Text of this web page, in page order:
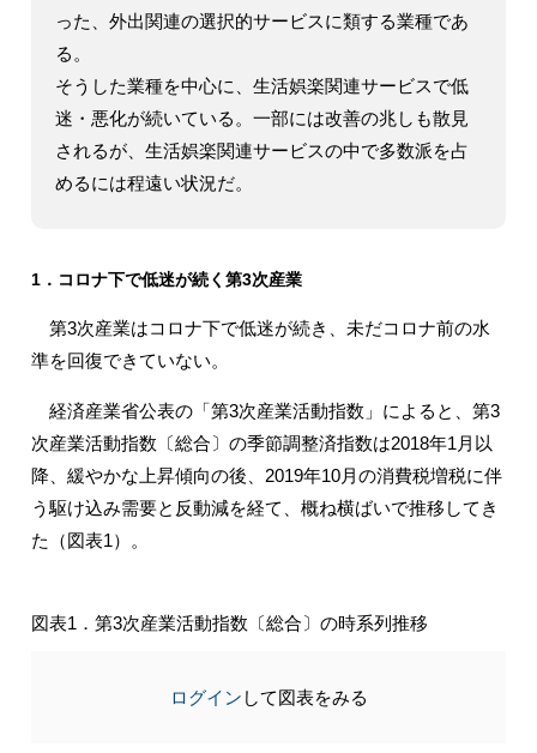
った、外出関連の選択的サービスに類する業種であ
る。
そうした業種を中心に、生活娯楽関連サービスで低
迷・悪化が続いている。一部には改善の兆しも散見
されるが、生活娯楽関連サービスの中で多数派を占
めるには程遠い状況だ。
1．コロナ下で低迷が続く第3次産業
第3次産業はコロナ下で低迷が続き、未だコロナ前の水
準を回復できていない。
経済産業省公表の「第3次産業活動指数」によると、第3
次産業活動指数〔総合〕の季節調整済指数は2018年1月以
降、緩やかな上昇傾向の後、2019年10月の消費税増税に伴
う駆け込み需要と反動減を経て、概ね横ばいで推移してき
た（図表1）。
図表1．第3次産業活動指数〔総合〕の時系列推移
ログイン して図表をみる